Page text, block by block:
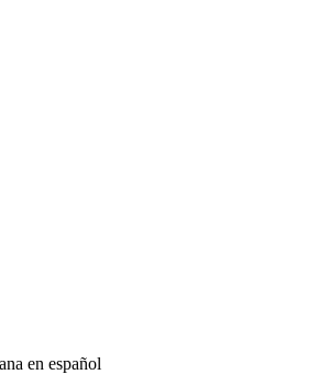
en español